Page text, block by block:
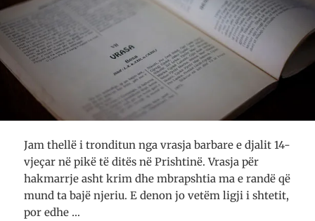
Jam thellë i tronditun nga vrasja barbare e djalit 14-
vjeçar në pikë të ditës në Prishtinë. Vrasja për
hakmarrje asht krim dhe mbrapshtia ma e randë që
mund ta bajë njeriu. E denon jo vetëm ligji i shtetit,
por edhe …